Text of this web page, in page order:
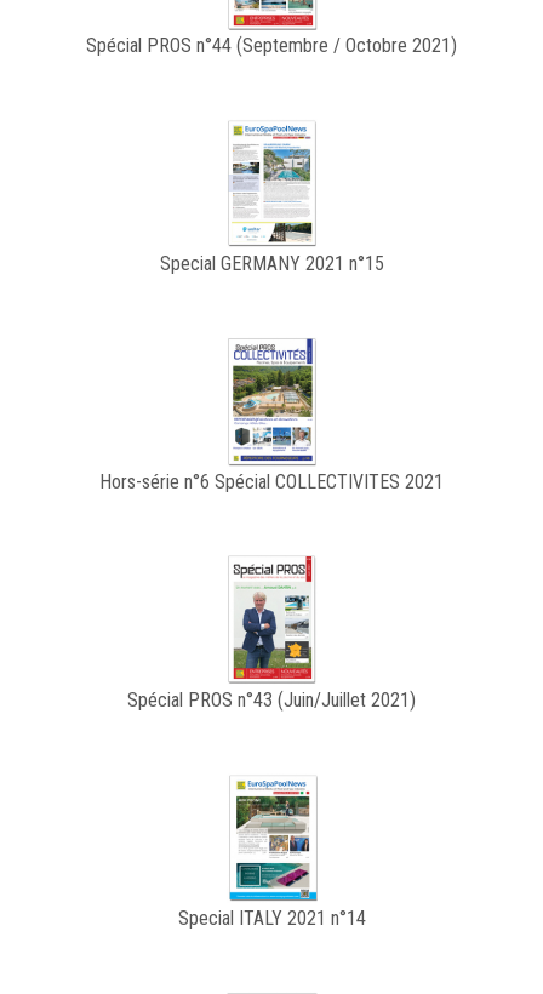
Spécial PROS n°44 (Septembre / Octobre 2021)
Special GERMANY 2021 n°15
Hors-série n°6 Spécial COLLECTIVITES 2021
Spécial PROS n°43 (Juin/Juillet 2021)
Special ITALY 2021 n°14